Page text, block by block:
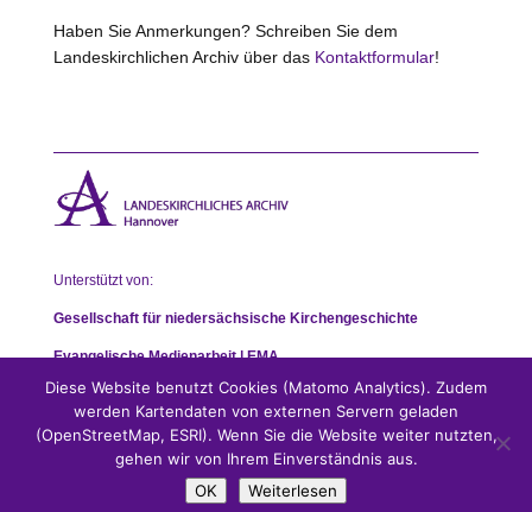
Haben Sie Anmerkungen? Schreiben Sie dem
Landeskirchlichen Archiv über das Kontaktformular!
Unterstützt von:
Gesellschaft für niedersächsische Kirchengeschichte
Evangelische Medienarbeit | EMA
Impressum Datenschutz|Kontakt
Diese Website benutzt Cookies (Matomo Analytics). Zudem
werden Kartendaten von externen Servern geladen
(OpenStreetMap, ESRI). Wenn Sie die Website weiter nutzten,
gehen wir von Ihrem Einverständnis aus.
OK
Weiterlesen